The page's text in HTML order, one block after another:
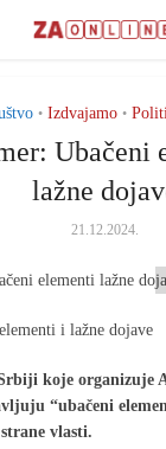
• Izdvajamo •
Ubačeni
lažne
21.12.2024.
i lažne dojave
koje organizuje
“ubačeni
vlasti.